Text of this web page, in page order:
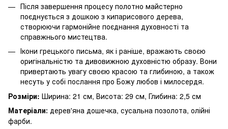
Після завершення процесу полотно майстерно
поєднується з дошкою з кипарисового дерева,
створюючи гармонійне поєднання духовності та
справжнього мистецтва.
Ікони грецького письма, як і раніше, вражають своєю
оригінальністю та дивовижною духовністю образу. Вони
привертають увагу своєю красою та глибиною, а також
несуть у собі послання про Божу любов і милосердя.
Розміри: Ширина: 21 см, Висота: 29 см, Глибина: 2,5 см
Матеріали: дерев'яна дошечка, сусальна позолота, олійні
фарби.